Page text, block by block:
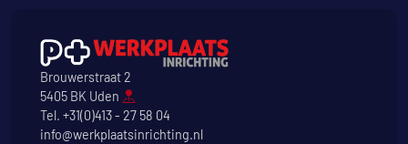
Brouwerstraat 2
5405 BK Uden
Tel. +31(0)413 - 27 58 04
info@werkplaatsinrichting.nl